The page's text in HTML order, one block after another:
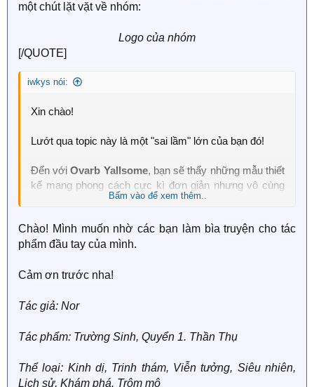
một chút lặt vặt về nhóm:
Logo của nhóm
[/QUOTE]
iwkys nói:
Xin chào!
Lướt qua topic này là một "sai lầm" lớn của bạn đó!
Đến vớiOvarb Yallsome, bạn sẽ thấy những mẫu thiết
kế mang phong cách cực kì đơn giản nhưng vô cùng
Chúng mình,@iwkysvà@Clionadh, sẽ nhận yêu cầu
design
chỉ với 0 xu! :D
Và để phục vụ một cách tốt nhất, các bạn chỉ cần đừng
dưới nhé!
Tác giả:
Bấm vào để xem thêm..
Chào! Mình muốn nhờ các bạn làm bìa truyện cho tác
phẩm đầu tay của mình.
Cảm ơn trước nha!
Tác giả: Nor
Tác phẩm: Trường Sinh, Quyển 1. Thần Thụ
Thể loại: Kinh dị, Trinh thám, Viễn tưởng, Siêu nhiên,
Lịch sử, Khám phá, Trộm mộ